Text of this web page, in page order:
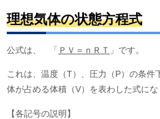
理想気体の状態方程式
公式は、 「 ＰＶ＝ｎＲＴ 」です。
これは、温度（T）、圧力（P）の条件
体が占める体積（V）を表わした式にな
【各記号の説明】